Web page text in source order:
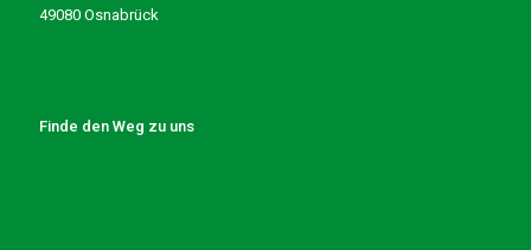
49080 Osnabrück
Finde den Weg zu uns